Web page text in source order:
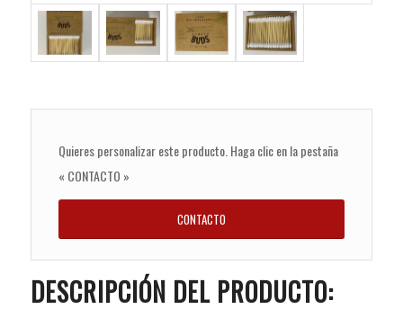
Quieres personalizar este producto. Haga clic en la pestaña
« CONTACTO »
CONTACTO
DESCRIPCIÓN DEL PRODUCTO: